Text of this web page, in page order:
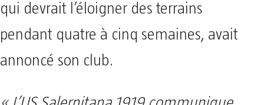
qui devrait l’éloigner des terrains
pendant quatre à cinq semaines, avait
annoncé son club.